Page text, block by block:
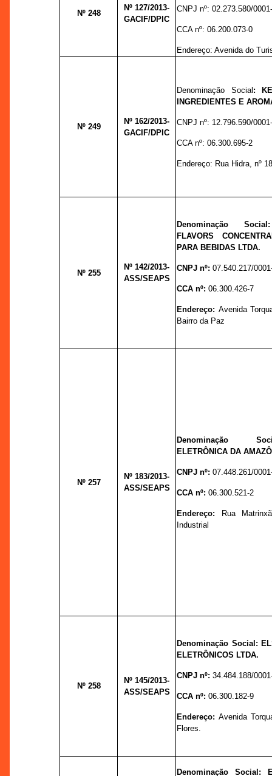
Nº 248
Nº 127/2013-
GACIF/DPIC
CNPJ nº:02.273.580/
CCA nº:06.200.073-0
Endereço:Avenida do
Nº 249
Nº 162/2013-
GACIF/DPIC
Denominação Social :
INGREDIENTES E
CNPJ nº: 12.796.590/
CCA nº:06.300.695-2
Endereço: Rua Hidra, nº
Nº 255
Nº 142/2013-
ASS/SEAPS
Denominação
FLAVORS
PARA BEBIDAS LTDA.
CNPJ nº:07.540.217/
CCA nº:06.300.426-7
Endereço: Avenida
Bairro da Paz
Nº 257
Nº 183/2013-
ASS/SEAPS
Denominação
ELETRÔNICA DA
CNPJ nº:07.448.261/
CCA nº: 06.300.521-2
Endereço:
Rua
Industrial
Nº 258
Nº 145/2013-
ASS/SEAPS
Denominação Social:
ELETRÔNICOS LTDA.
CNPJ nº:34.484.188/
CCA nº: 06.300.182-9
Endereço:Avenida
Flores.
Denominação Social: